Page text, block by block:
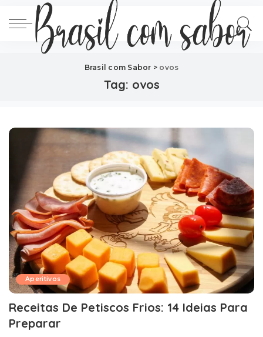
Brasil com Sabor > ovos
Tag: ovos
Aperitivos
Receitas De Petiscos Frios: 14 Ideias Para
Preparar